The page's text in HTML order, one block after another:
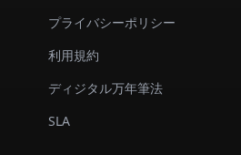
プライバシーポリシー
利用規約
ディジタル万年筆法
SLA